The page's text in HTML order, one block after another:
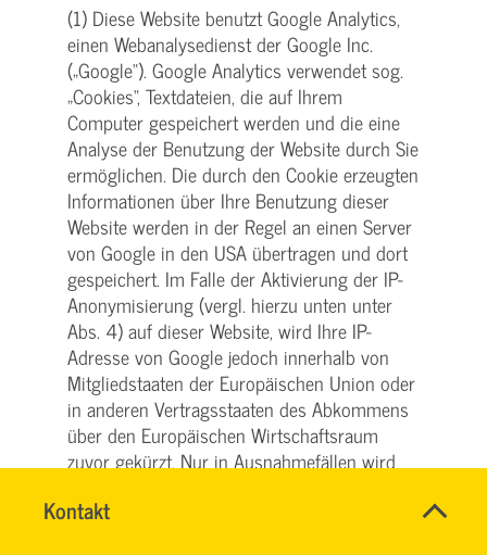
Kontakt
HASSNAE
Name*
(1) Diese Website benutzt Google Analytics,
einen Webanalysedienst der Google Inc.
(„Google“). Google Analytics verwendet sog.
„Cookies“, Textdateien, die auf Ihrem
Computer gespeichert werden und die eine
Analyse der Benutzung der Website durch Sie
ermöglichen. Die durch den Cookie erzeugten
Informationen über Ihre Benutzung dieser
Website werden in der Regel an einen Server
von Google in den USA übertragen und dort
gespeichert. Im Falle der Aktivierung der IP-
Anonymisierung (vergl. hierzu unten unter
Abs. 4) auf dieser Website, wird Ihre IP-
Adresse von Google jedoch innerhalb von
Mitgliedstaaten der Europäischen Union oder
in anderen Vertragsstaaten des Abkommens
über den Europäischen Wirtschaftsraum
zuvor gekürzt. Nur in Ausnahmefällen wird
Google in den USA übertragen und dort